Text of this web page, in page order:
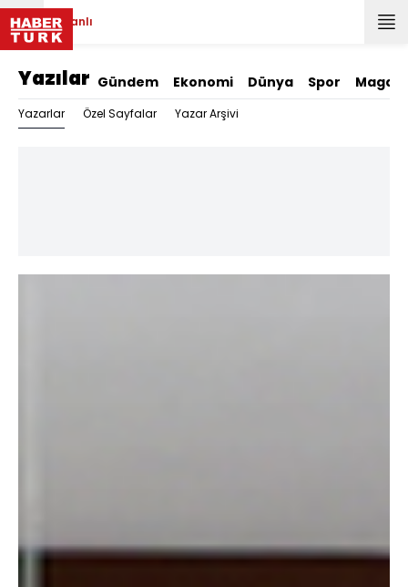
Canlı
Yazılar Gündem Ekonomi Dünya Spor
Yazarlar Özel Sayfalar Yazar Arşivi